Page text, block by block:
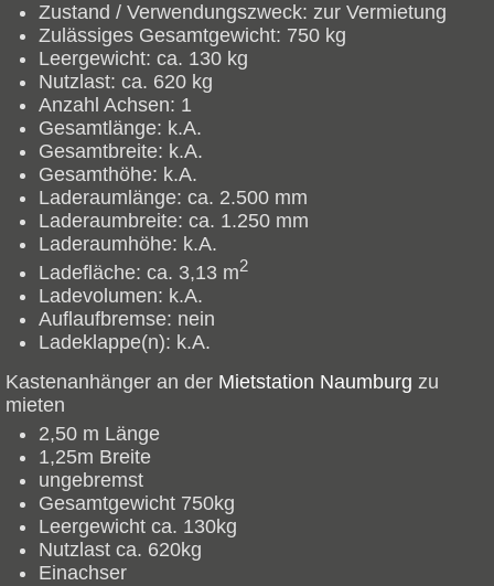
Zustand / Verwendungszweck: zur Vermietung
Zulässiges Gesamtgewicht: 750 kg
Leergewicht: ca. 130 kg
Nutzlast: ca. 620 kg
Anzahl Achsen: 1
Gesamtlänge: k.A.
Gesamtbreite: k.A.
Gesamthöhe: k.A.
Laderaumlänge: ca. 2.500 mm
Laderaumbreite: ca. 1.250 mm
Laderaumhöhe: k.A.
Ladefläche: ca. 3,13 m2
Ladevolumen: k.A.
Auflaufbremse: nein
Ladeklappe(n): k.A.
Kastenanhänger an der Mietstation Naumburg zu
mieten
2,50 m Länge
1,25m Breite
ungebremst
Gesamtgewicht 750kg
Leergewicht ca. 130kg
Nutzlast ca. 620kg
Einachser